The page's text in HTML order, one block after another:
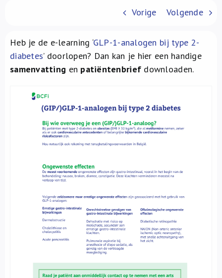
Over ons
Vorige Volgende
Heb je de e-learning ‘GLP-1-analogen bij type 2-
diabetes’ doorlopen? Dan kan je hier een handige
samenvatting en patiëntenbrief downloaden.